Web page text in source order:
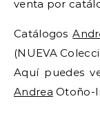
venta por
Catálogos
(NUEVA
Aquí puedes
Andrea Otoño-